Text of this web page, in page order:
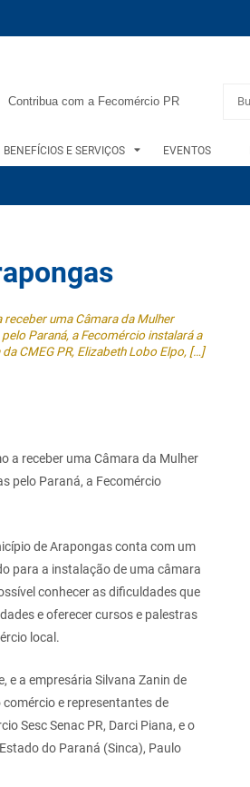
Contribua com a Fecomércio PR
BENEFÍCIOS E SERVIÇOS EVENTOS
uma Câmara da Mulher
Paraná, a Fecomércio instalará a
CMEG PR, Elizabeth Lobo Elpo, […]
a receber uma Câmara da Mulher
pelo Paraná, a Fecomércio
de Arapongas conta com um
para a instalação de uma câmara
conhecer as dificuldades que
e oferecer cursos e palestras
local.
e a empresária Silvana Zanin de
e representantes de
Sesc Senac PR, Darci Piana, e o
do Paraná (Sinca), Paulo